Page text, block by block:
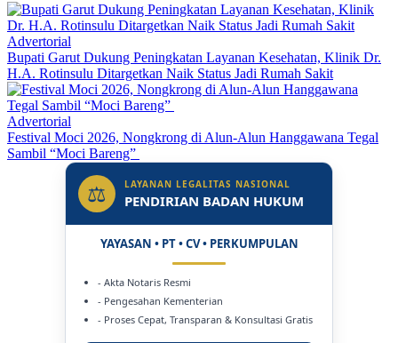
Advertorial
Bupati Garut Dukung Peningkatan Layanan Kesehatan, Klinik Dr.
H.A. Rotinsulu Ditargetkan Naik Status Jadi Rumah Sakit
Advertorial
Festival Moci 2026, Nongkrong di Alun-Alun Hanggawana Tegal
Sambil “Moci Bareng”
⚖ LAYANAN LEGALITAS NASIONAL
PENDIRIAN BADAN HUKUM
YAYASAN • PT • CV • PERKUMPULAN
- Akta Notaris Resmi
- Pengesahan Kementerian
- Proses Cepat, Transparan & Konsultasi Gratis